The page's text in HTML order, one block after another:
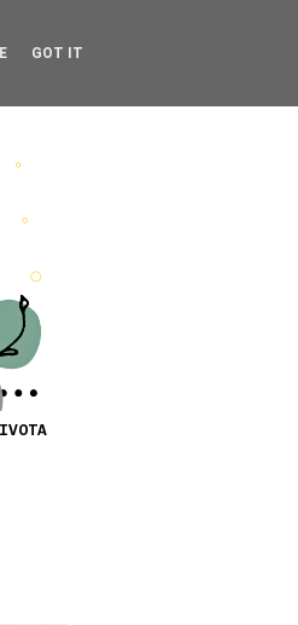
GOT IT